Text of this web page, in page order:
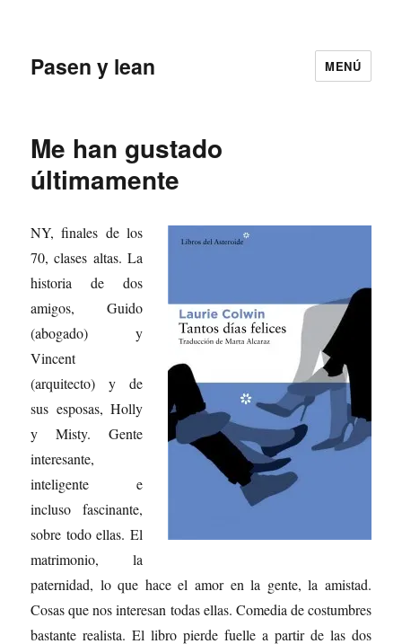
Pasen y lean MENÚ
Me han gustado
últimamente
NY, finales de los
70, clases altas. La
historia de dos
amigos, Guido
(abogado) y
Vincent
(arquitecto) y de
sus esposas, Holly
y Misty. Gente
interesante,
inteligente e
incluso fascinante,
sobre todo ellas. El
matrimonio, la
paternidad, lo que hace el amor en la gente, la amistad.
Cosas que nos interesan todas ellas. Comedia de costumbres
bastante realista. El libro pierde fuelle a partir de las dos